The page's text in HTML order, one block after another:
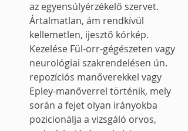
az egyensúlyérzékelő szervet.
Ártalmatlan, ám rendkívül
kellemetlen, ijesztő kórkép.
Kezelése Fül-orr-gégészeten vagy
neurológiai szakrendelésen ún.
repozíciós manőverekkel vagy
Epley-manőverrel történik, mely
során a fejet olyan irányokba
pozicionálja a vizsgáló orvos,